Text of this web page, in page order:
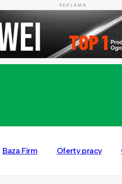
REKLAMA
Baza Firm Oferty pracy